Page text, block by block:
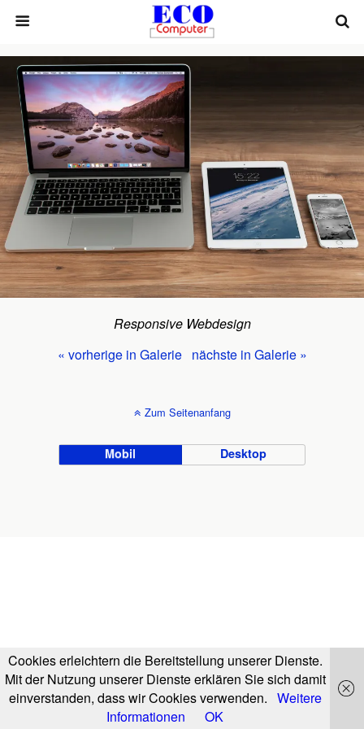
Responsive Webdesign
« vorherige in Galerie nächste in Galerie »
Zum Seitenanfang
Mobil Desktop
Cookies erleichtern die Bereitstellung unserer Dienste.
Mit der Nutzung unserer Dienste erklären Sie sich damit
einverstanden, dass wir Cookies verwenden. Weitere
Informationen
OK